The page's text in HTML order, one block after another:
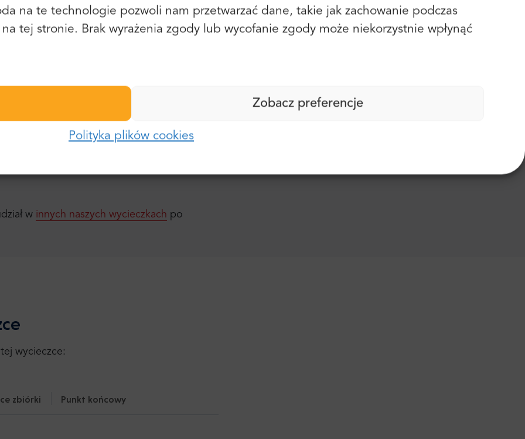
na te technologie pozwoli nam przetwarzać dane, takie jak zachowanie podczas
tej stronie. Brak wyrażenia zgody lub wycofanie zgody może niekorzystnie wpłynąć
Zobacz preferencje
Polityka plików cookies
w innych naszych wycieczkach po
wycieczce:
zbiórki Punkt końcowy
Możesz również użyć adresu e-mail i
hasła:
Imię: